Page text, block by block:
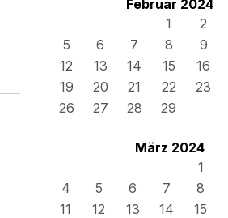
Februar 2024
1
2
5
6 7 8 9
12
13 14 15 16
19
20 21 22 23
26
27 28 29
März 2024
1
4
5 6 7 8
11
12 13 14 15